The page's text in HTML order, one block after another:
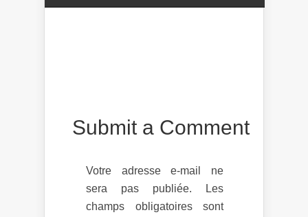
Submit a Comment
Votre adresse e-mail ne
sera pas publiée.
Les
champs obligatoires sont